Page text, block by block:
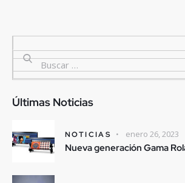
Últimas Noticias
NOTICIAS enero 26, 2023
Nueva generación Gama